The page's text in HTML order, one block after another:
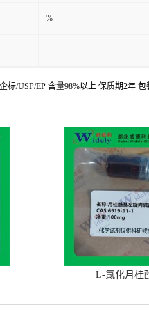
%
标/USP/EP 含量98%以上 保质期2年
L-氯化月桂